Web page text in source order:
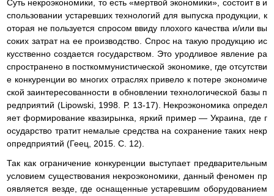
Суть некроэкономики, то есть «мертвой экономики», состоит в и
спользовании устаревших технологий для выпуска продукции, к
оторая не пользуется спросом ввиду плохого качества и/или вы
соких затрат на ее производство. Спрос на такую продукцию ис
кусственно создается государством. Это уродливое явление ра
спространено в посткоммунистической экономике, где отсутстви
е конкуренции во многих отраслях привело к потере экономиче
ской заинтересованности в обновлении технологической базы п
редприятий (Lipowski, 1998. Р. 13-17). Некроэкономика определ
яет формирование квазирынка, яркий пример — Украина, где г
осударство тратит немалые средства на сохранение таких некр
опредприятий (Геец, 2015. С. 12).
Так как ограничение конкуренции выступает предварительным
условием существования некроэкономики, данный феномен пр
оявляется везде, где оснащенные устаревшим оборудованием